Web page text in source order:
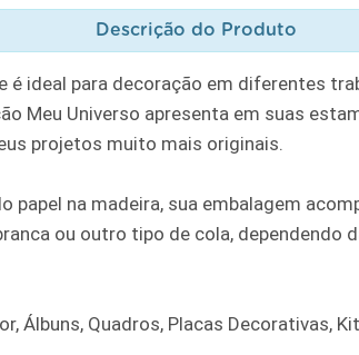
Descrição do Produto
é ideal para decoração em diferentes
Meu Universo apresenta em suas
projetos muito mais originais.
papel na madeira, sua embalagem
ou outro tipo de cola, dependendo
Álbuns, Quadros, Placas Decorativas,